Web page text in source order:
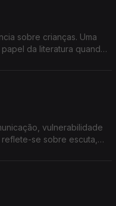
sobre crianças. Uma
da literatura quando
vulnerabilidade
se sobre escuta,